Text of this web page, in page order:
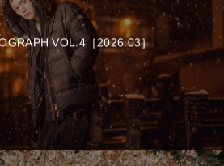
VOL.4［2026.03］